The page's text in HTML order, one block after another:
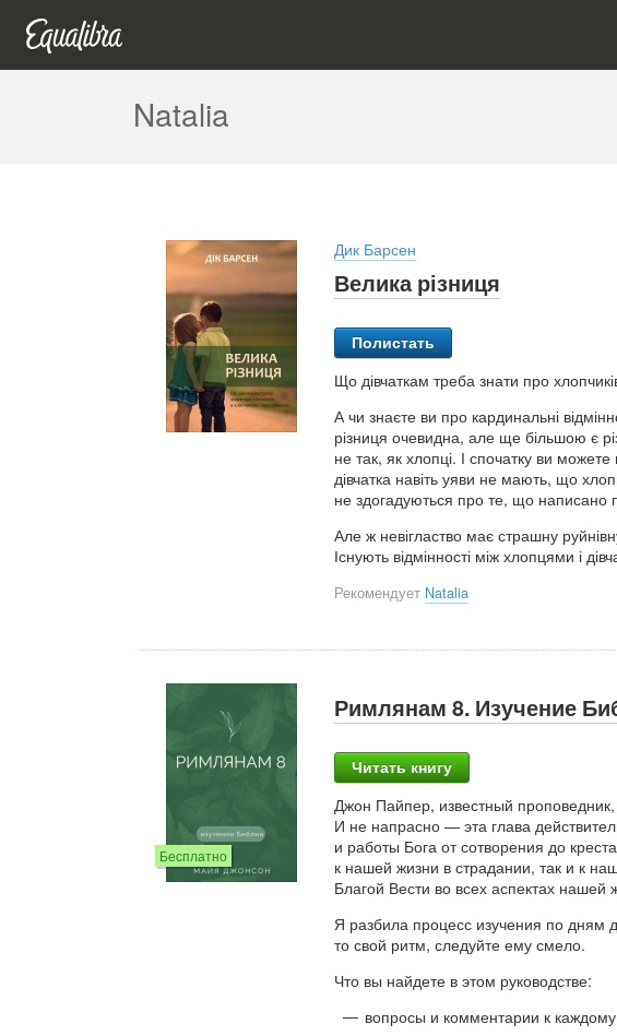
Natalia
Дик Барсен
Велика різниця
Полистать
Що дівчаткам треба знати про
А чи знаєте ви про кардинальні
різниця очевидна, але ще більшою є
не так, як хлопці. І спочатку ви
дівчатка навіть уяви не мають, що
не здогадуються про те, що написано
Але ж невігластво має страшну
Існують відмінності між хлопцями і
Рекомендует Natalia
Бесплатно
Римлянам 8. Изучение
Читать книгу
Джон Пайпер, известный
И не напрасно — эта глава
и работы Бога от сотворения до
к нашей жизни в страдании, так и к
Благой Вести во всех аспектах нашей
Я разбила процесс изучения по дням
то свой ритм, следуйте ему смело.
Что вы найдете в этом руководстве:
вопросы и комментарии к